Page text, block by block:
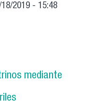
18/2019 - 15:48
mediante